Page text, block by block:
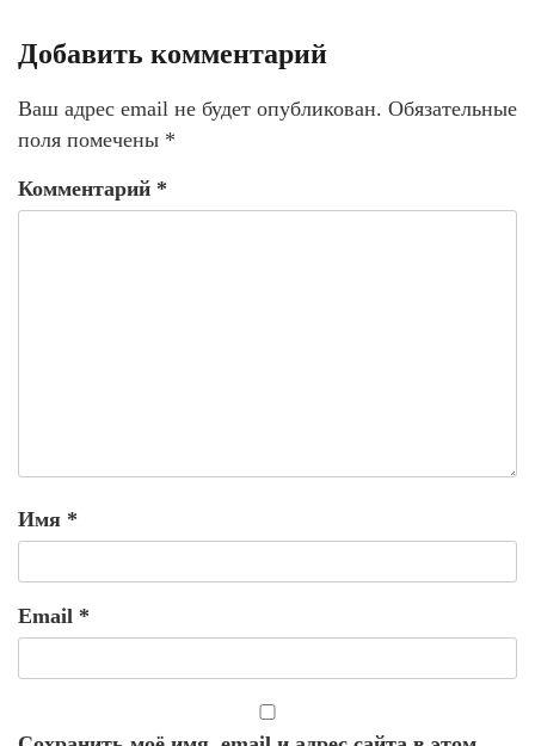
Добавить комментарий
Ваш адрес email не будет опубликован. Обязательные
поля помечены *
Комментарий *
Имя *
Email *